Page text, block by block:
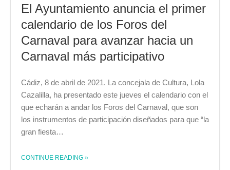
El Ayuntamiento anuncia el primer
calendario de los Foros del
Carnaval para avanzar hacia un
Carnaval más participativo
Cádiz, 8 de abril de 2021. La concejala de Cultura, Lola
Cazalilla, ha presentado este jueves el calendario con el
que echarán a andar los Foros del Carnaval, que son
los instrumentos de participación diseñados para que “la
gran fiesta…
CONTINUE READING THE "EL AYUNTAMIENTO ANUNCIA EL PRIMER CALENDARIO DE LOS FOROS DEL CARNAVAL PARA AVANZAR HACIA UN CARNAVAL MÁS PARTICIPATIVO"
»